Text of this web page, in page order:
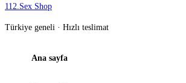
112.Sex Shop
Türkiye geneli · Hızlı teslimat
Ana sayfa